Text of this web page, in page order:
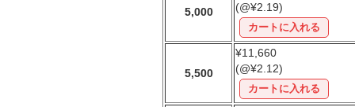
5,000
(@¥2.19)
5,500
¥11,660
(@¥2.12)